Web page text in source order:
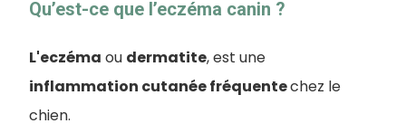
Qu’est-ce que l’eczéma canin ?
L'eczéma ou dermatite, est une
inflammation cutanée fréquentechez le
chien.